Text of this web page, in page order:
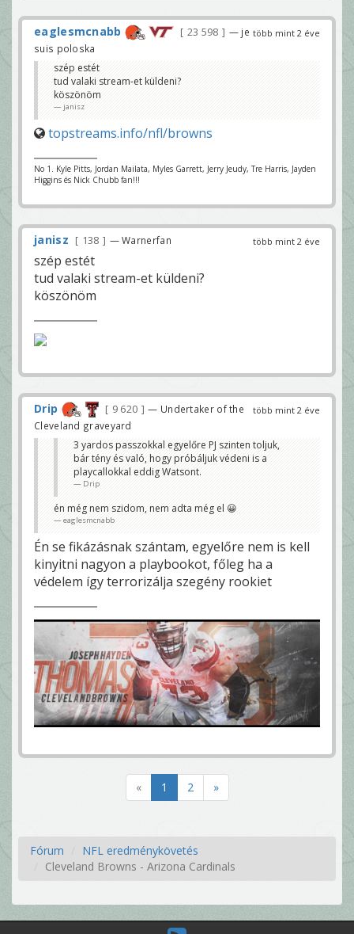
több mint 2 éve
eaglesmcnabb 23 598
— je
suis poloska
szép estét
tud valaki stream-et küldeni?
köszönöm
janisz
topstreams.info/nfl/browns
No 1. Kyle Pitts, Jordan Mailata, Myles Garrett, Jerry Jeudy, Tre Harris, Jayden
Higgins és Nick Chubb fan!!!
több mint 2 éve
janisz 138 — Warnerfan
szép estét
tud valaki stream-et küldeni?
köszönöm
több mint 2 éve
Drip 9 620
— Undertaker of the
Cleveland graveyard
3 yardos passzokkal egyelőre PJ szinten toljuk,
bár tény és való, hogy próbáljuk védeni is a
playcallokkal eddig Watsont.
Drip
én még nem szidom, nem adta még el 😀
eaglesmcnabb
Én se fikázásnak szántam, egyelőre nem is kell
kinyitni nagyon a playbookot, főleg ha a
védelem így terrorizálja szegény rookiet
« 1 2 »
Fórum
NFL eredménykövetés
Cleveland Browns - Arizona Cardinals